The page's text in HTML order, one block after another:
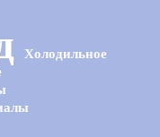
Холодильное